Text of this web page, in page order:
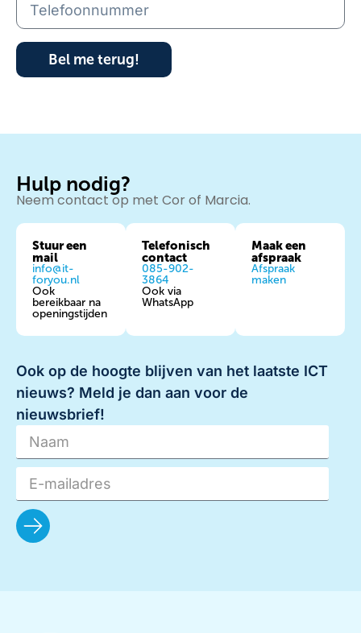
Bel me terug!
Hulp nodig?
Neem contact op met Cor of Marcia.
Stuur een
mail
info@it-
foryou.nl
Ook
bereikbaar na
openingstijden
Telefonisch
contact
085-902-
3864
Ook via
WhatsApp
Maak een
afspraak
Afspraak
maken
Ook op de hoogte blijven van het laatste ICT
nieuws? Meld je dan aan voor de
nieuwsbrief!